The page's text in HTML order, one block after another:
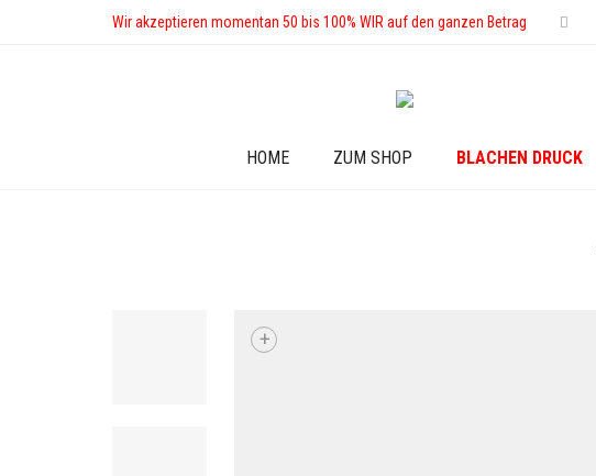
Wir akzeptieren momentan 50 bis 100% WIR auf den ganzen Betrag
HOME ZUM SHOP BLACHEN DRUCK
+